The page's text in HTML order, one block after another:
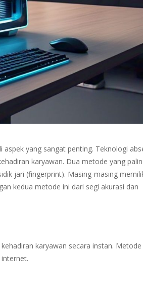
yang sangat penting. Teknologi
karyawan. Dua metode yang
jari (fingerprint). Masing-masing
kedua metode ini dari segi akurasi dan
karyawan secara instan. Metode